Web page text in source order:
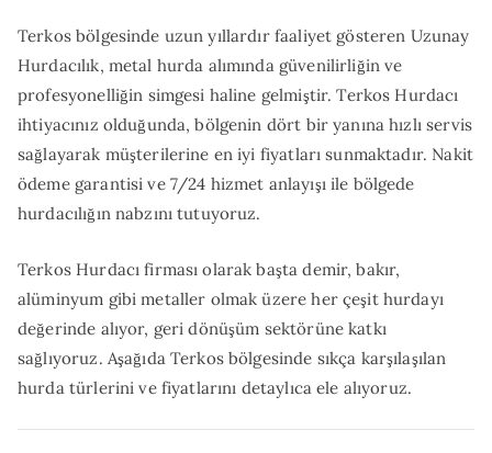
Terkos bölgesinde uzun yıllardır faaliyet gösteren Uzunay
Hurdacılık, metal hurda alımında güvenilirliğin ve
profesyonelliğin simgesi haline gelmiştir. Terkos Hurdacı
ihtiyacınız olduğunda, bölgenin dört bir yanına hızlı servis
sağlayarak müşterilerine en iyi fiyatları sunmaktadır. Nakit
ödeme garantisi ve 7/24 hizmet anlayışı ile bölgede
hurdacılığın nabzını tutuyoruz.
Terkos Hurdacı firması olarak başta demir, bakır,
alüminyum gibi metaller olmak üzere her çeşit hurdayı
değerinde alıyor, geri dönüşüm sektörüne katkı
sağlıyoruz. Aşağıda Terkos bölgesinde sıkça karşılaşılan
hurda türlerini ve fiyatlarını detaylıca ele alıyoruz.